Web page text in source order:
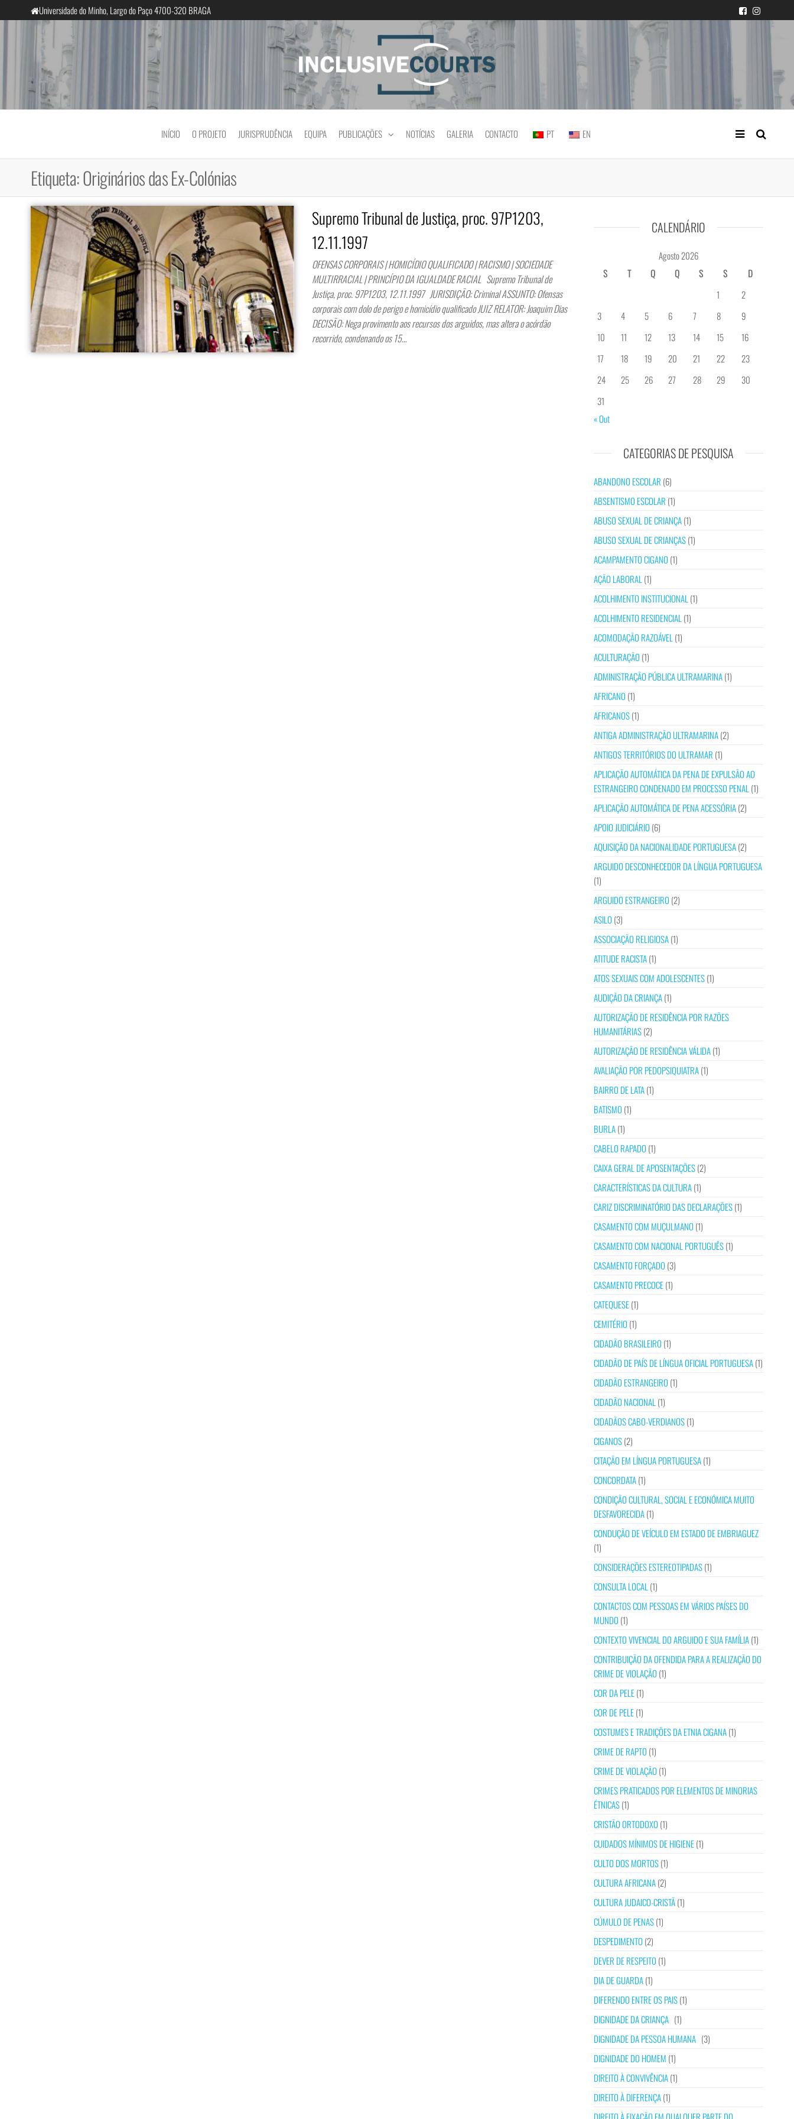
para
Universidade do Minho, Largo do Paço 4700-320 BRAGA
InclusiveCourts Igualdade e diferença cultural na prática judicial portuguesa
INÍCIO O PROJETO JURISPRUDÊNCIA EQUIPA PUBLICAÇÕES NOTÍCIAS GALERIA CONTACTO PT EN
Etiqueta:Originários das Ex-Colónias
Supremo Tribunal de Justiça, proc. 97P1203,
12.11.1997
OFENSAS CORPORAIS | HOMICÍDIO QUALIFICADO | RACISMO | SOCIEDADE
MULTIRRACIAL | PRINCÍPIO DA IGUALDADE RACIAL Supremo Tribunal de
Justiça, proc. 97P1203, 12.11.1997 JURISDIÇÃO: Criminal ASSUNTO: Ofensas
corporais com dolo de perigo e homicídio qualificado JUIZ RELATOR: Joaquim Dias
DECISÃO: Nega provimento aos recursos dos arguidos, mas altera o acórdão
recorrido, condenando os 15…
CALENDÁRIO
Agosto 2026
S
T Q Q S S
D
1
2
3
4 5 6 7 8
9
10
11 12 13 14 15
16
17
18 19 20 21 22
23
24
25 26 27 28 29
30
31
« Out
CATEGORIAS DE PESQUISA
ABANDONO ESCOLAR (6)
ABSENTISMO ESCOLAR (1)
ABUSO SEXUAL DE CRIANÇA(1)
ABUSO SEXUAL DE CRIANÇAS(1)
ACAMPAMENTO CIGANO (1)
AÇÃO LABORAL (1)
ACOLHIMENTO INSTITUCIONAL (1)
ACOLHIMENTO RESIDENCIAL (1)
ACOMODAÇÃO RAZOÁVEL (1)
ACULTURAÇÃO (1)
ADMINISTRAÇÃO PÚBLICA ULTRAMARINA(1)
AFRICANO (1)
AFRICANOS(1)
ANTIGA ADMINISTRAÇÃO ULTRAMARINA(2)
ANTIGOS TERRITÓRIOS DO ULTRAMAR (1)
APLICAÇÃO AUTOMÁTICA DA PENA DE EXPULSÃO AO
ESTRANGEIRO CONDENADO EM PROCESSO PENAL (1)
APLICAÇÃO AUTOMÁTICA DE PENA ACESSÓRIA(2)
APOIO JUDICIÁRIO (6)
AQUISIÇÃO DA NACIONALIDADE PORTUGUESA(2)
ARGUIDO DESCONHECEDOR DA LÍNGUA PORTUGUESA
(1)
ARGUIDO ESTRANGEIRO (2)
ASILO (3)
ASSOCIAÇÃO RELIGIOSA(1)
ATITUDE RACISTA(1)
ATOS SEXUAIS COM ADOLESCENTES(1)
AUDIÇÃO DA CRIANÇA(1)
AUTORIZAÇÃO DE RESIDÊNCIA POR RAZÕES
HUMANITÁRIAS(2)
AUTORIZAÇÃO DE RESIDÊNCIA VÁLIDA(1)
AVALIAÇÃO POR PEDOPSIQUIATRA(1)
BAIRRO DE LATA(1)
BATISMO (1)
BURLA(1)
CABELO RAPADO (1)
CAIXA GERAL DE APOSENTAÇÕES(2)
CARACTERÍSTICAS DA CULTURA(1)
CARIZ DISCRIMINATÓRIO DAS DECLARAÇÕES(1)
CASAMENTO COM MUÇULMANO (1)
CASAMENTO COM NACIONAL PORTUGUÊS(1)
CASAMENTO FORÇADO (3)
CASAMENTO PRECOCE(1)
CATEQUESE(1)
CEMITÉRIO (1)
CIDADÃO BRASILEIRO (1)
CIDADÃO DE PAÍS DE LÍNGUA OFICIAL PORTUGUESA(1)
CIDADÃO ESTRANGEIRO (1)
CIDADÃO NACIONAL (1)
CIDADÃOS CABO-VERDIANOS(1)
CIGANOS(2)
CITAÇÃO EM LÍNGUA PORTUGUESA(1)
CONCORDATA(1)
CONDIÇÃO CULTURAL, SOCIAL E ECONÓMICA MUITO
DESFAVORECIDA(1)
CONDUÇÃO DE VEÍCULO EM ESTADO DE EMBRIAGUEZ
(1)
CONSIDERAÇÕES ESTEREOTIPADAS(1)
CONSULTA LOCAL (1)
CONTACTOS COM PESSOAS EM VÁRIOS PAÍSES DO
MUNDO (1)
CONTEXTO VIVENCIAL DO ARGUIDO E SUA FAMÍLIA(1)
CONTRIBUIÇÃO DA OFENDIDA PARA A REALIZAÇÃO DO
CRIME DE VIOLAÇÃO (1)
COR DA PELE(1)
COR DE PELE(1)
COSTUMES E TRADIÇÕES DA ETNIA CIGANA(1)
CRIME DE RAPTO (1)
CRIME DE VIOLAÇÃO (1)
CRIMES PRATICADOS POR ELEMENTOS DE MINORIAS
ÉTNICAS(1)
CRISTÃO ORTODOXO (1)
CUIDADOS MÍNIMOS DE HIGIENE(1)
CULTO DOS MORTOS(1)
CULTURA AFRICANA(2)
CULTURA JUDAICO-CRISTÃ(1)
CÚMULO DE PENAS(1)
DESPEDIMENTO (2)
DEVER DE RESPEITO (1)
DIA DE GUARDA(1)
DIFERENDO ENTRE OS PAIS(1)
DIGNIDADE DA CRIANÇA (1)
DIGNIDADE DA PESSOA HUMANA (3)
DIGNIDADE DO HOMEM (1)
DIREITO À CONVIVÊNCIA(1)
DIREITO À DIFERENÇA(1)